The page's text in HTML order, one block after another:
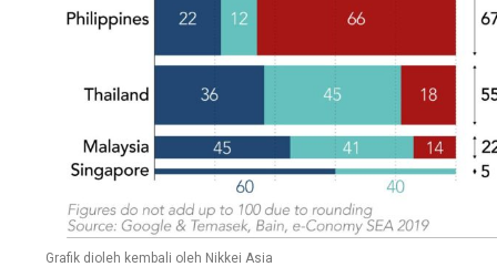
Grafik dioleh kembali oleh Nikkei Asia